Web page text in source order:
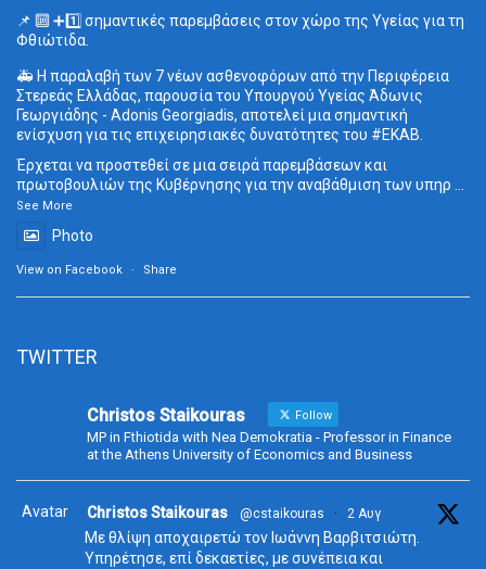
📌 🔟 ➕1️⃣ σημαντικές παρεμβάσεις στον χώρο της Υγείας για τη
Φθιώτιδα.
🚑 Η παραλαβή των 7 νέων ασθενοφόρων από την Περιφέρεια
Στερεάς Ελλάδας, παρουσία του Υπουργού Υγείας Άδωνις
Γεωργιάδης - Adonis Georgiadis, αποτελεί μια σημαντική
ενίσχυση για τις επιχειρησιακές δυνατότητες του #ΕΚΑΒ.
Έρχεται να προστεθεί σε μια σειρά παρεμβάσεων και
πρωτοβουλιών της Κυβέρνησης για την αναβάθμιση των υπηρ ...
See More
Photo
View on Facebook · Share
TWITTER
Christos Staikouras Follow
MP in Fthiotida with Nea Demokratia - Professor in Finance
at the Athens University of Economics and Business
Avatar Christos Staikouras @cstaikouras · 2 Αυγ
Με θλίψη αποχαιρετώ τον Ιωάννη Βαρβιτσιώτη.
Υπηρέτησε, επί δεκαετίες, με συνέπεια και